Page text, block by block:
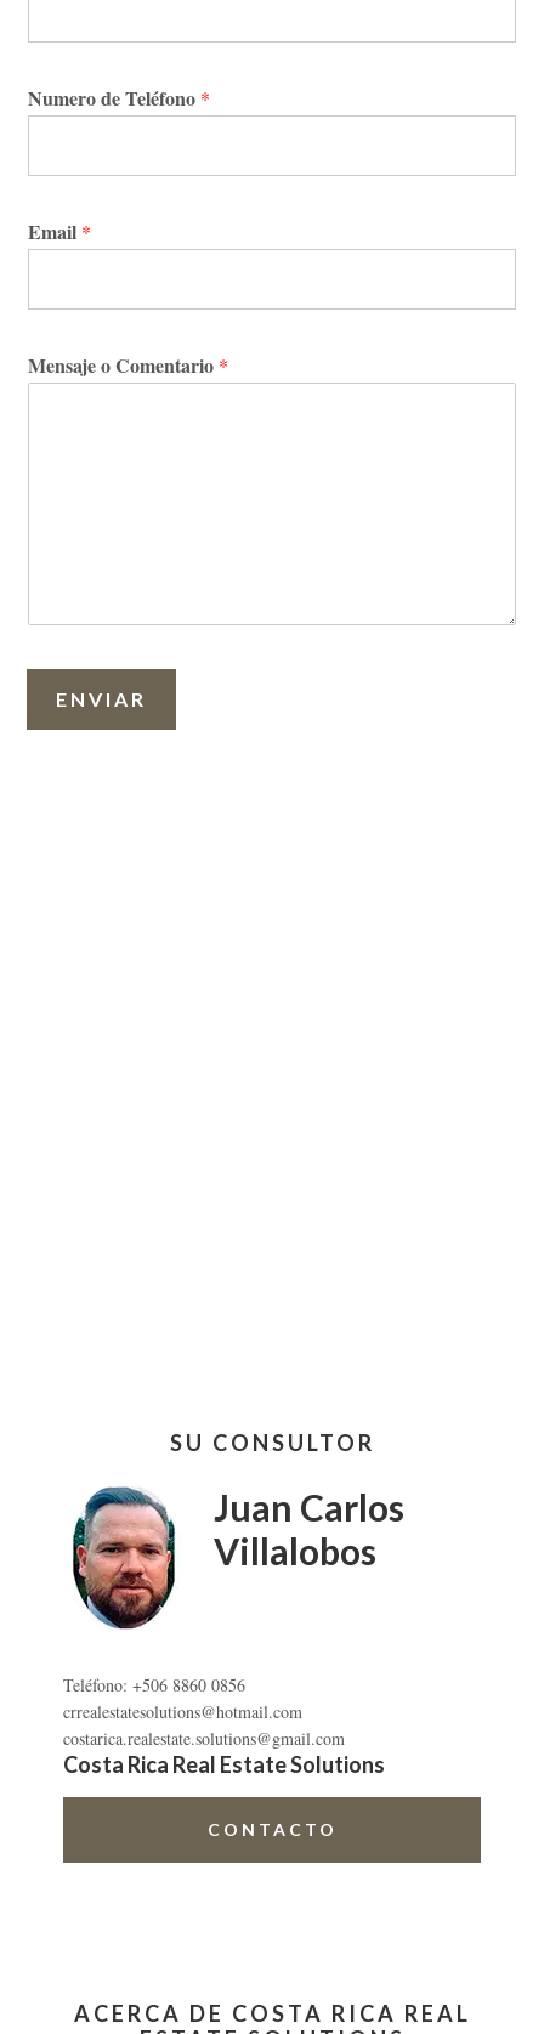
Numero de Teléfono *
Email *
Mensaje o Comentario *
ENVIAR
primaria
SU CONSULTOR
Juan Carlos
Villalobos
Teléfono: +506 8860 0856
crrealestatesolutions@hotmail.com
costarica.realestate.solutions@gmail.com
Costa Rica Real Estate Solutions
CONTACTO
ACERCA DE COSTA RICA REAL